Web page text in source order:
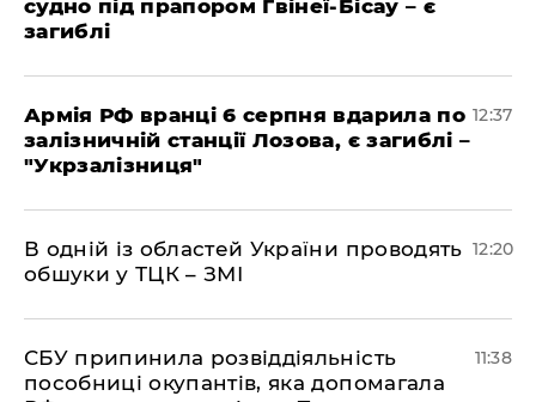
судно під прапором Гвінеї-Бісау – є
загиблі
Армія РФ вранці 6 серпня вдарила по
залізничній станції Лозова, є загиблі –
"Укрзалізниця"
12:37
В одній із областей України проводять
обшуки у ТЦК – ЗМІ
12:20
СБУ припинила розвіддіяльність
пособниці окупантів, яка допомагала
11:38